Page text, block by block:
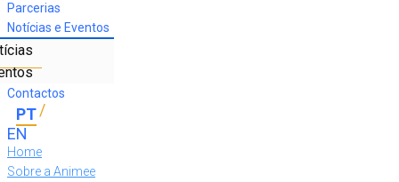
Parcerias
Notícias e Eventos
Contactos
Home
Sobre a Animee